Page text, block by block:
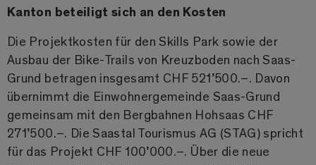
Kanton beteiligt sich an den Kosten
Die Projektkosten für den Skills Park sowie der
Ausbau der Bike-Trails von Kreuzboden nach Saas-
Grund betragen insgesamt CHF 521’500.–. Davon
übernimmt die Einwohnergemeinde Saas-Grund
gemeinsam mit den Bergbahnen Hohsaas CHF
271’500.–. Die Saastal Tourismus AG (STAG) spricht
für das Projekt CHF 100’000.–. Über die neue